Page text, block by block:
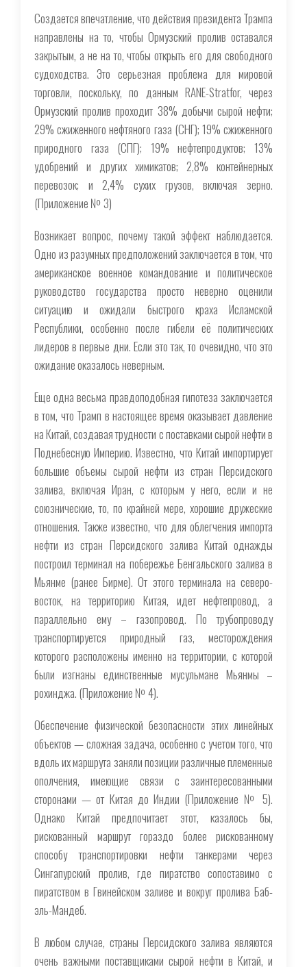
Создается впечатление, что действия президента Трампа
направлены на то, чтобы Ормузский пролив оставался
закрытым, а не на то, чтобы открыть его для свободного
судоходства. Это серьезная проблема для мировой
торговли, поскольку, по данным RANE-Stratfor, через
Ормузский пролив проходит 38% добычи сырой нефти;
29% сжиженного нефтяного газа (СНГ); 19% сжиженного
природного газа (СПГ); 19% нефтепродуктов; 13%
удобрений и других химикатов; 2,8% контейнерных
перевозок; и 2,4% сухих грузов, включая зерно.
(Приложение № 3)
Возникает вопрос, почему такой эффект наблюдается.
Одно из разумных предположений заключается в том, что
американское военное командование и политическое
руководство государства просто неверно оценили
ситуацию и ожидали быстрого краха Исламской
Республики, особенно после гибели её политических
лидеров в первые дни. Если это так, то очевидно, что это
ожидание оказалось неверным.
Еще одна весьма правдоподобная гипотеза заключается
в том, что Трамп в настоящее время оказывает давление
на Китай, создавая трудности с поставками сырой нефти в
Поднебесную Империю. Известно, что Китай импортирует
большие объемы сырой нефти из стран Персидского
залива, включая Иран, с которым у него, если и не
союзнические, то, по крайней мере, хорошие дружеские
отношения. Также известно, что для облегчения импорта
нефти из стран Персидского залива Китай однажды
построил терминал на побережье Бенгальского залива в
Мьянме (ранее Бирме). От этого терминала на северо-
восток, на территорию Китая, идет нефтепровод, а
параллельно ему – газопровод. По трубопроводу
транспортируется природный газ, месторождения
которого расположены именно на территории, с которой
были изгнаны единственные мусульмане Мьянмы –
рохинджа. (Приложение № 4).
Обеспечение физической безопасности этих линейных
объектов — сложная задача, особенно с учетом того, что
вдоль их маршрута заняли позиции различные племенные
ополчения, имеющие связи с заинтересованными
сторонами — от Китая до Индии (Приложение № 5).
Однако Китай предпочитает этот, казалось бы,
рискованный маршрут гораздо более рискованному
способу транспортировки нефти танкерами через
Сингапурский пролив, где пиратство сопоставимо с
пиратством в Гвинейском заливе и вокруг пролива Баб-
эль-Мандеб.
В любом случае, страны Персидского залива являются
очень важными поставщиками сырой нефти в Китай, и